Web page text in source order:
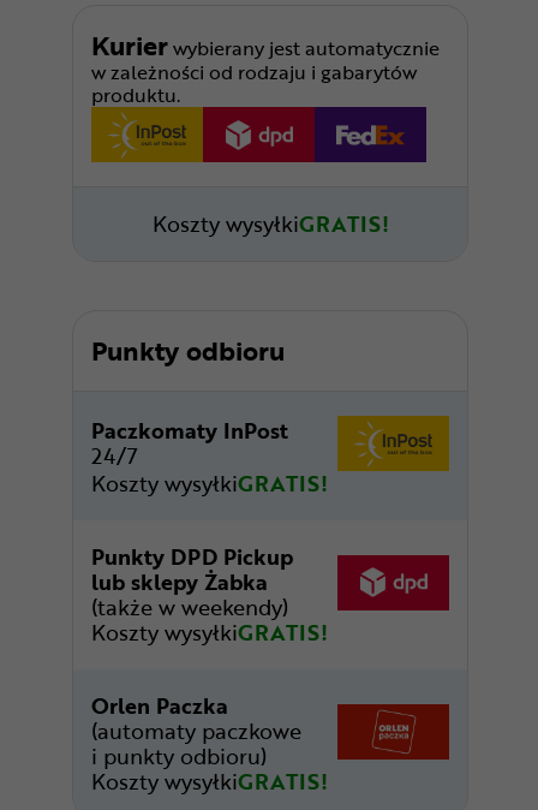
Kurierwybierany jest automatycznie
w zależności od rodzaju i gabarytów
produktu.
Koszty wysyłkiGRATIS!
Punkty odbioru
Paczkomaty InPost
24/7
Koszty wysyłkiGRATIS!
Punkty DPD Pickup
lub sklepy Żabka
(także w weekendy)
Koszty wysyłkiGRATIS!
Orlen Paczka
(automaty paczkowe
i punkty odbioru)
Koszty wysyłkiGRATIS!